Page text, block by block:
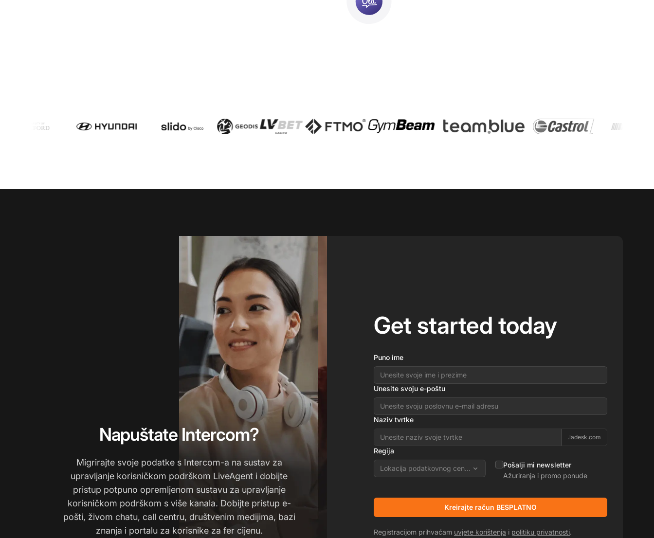
Napuštate Intercom?
Migrirajte svoje podatke s Intercom-a na sustav za
upravljanje korisničkom podrškom LiveAgent i dobijte
pristup potpuno opremljenom sustavu za upravljanje
korisničkom podrškom s više kanala. Dobijte pristup e-
pošti, živom chatu, call centru, društvenim medijima, bazi
znanja i portalu za korisnike za fer cijenu.
Get started today
Puno ime
Unesite svoju e-poštu
Naziv tvrtke
.ladesk.com
Regija
Lokacija podatkovnog centra
Pošalji mi newsletter
Ažuriranja i promo ponude
Kreirajte račun BESPLATNO
Registracijom prihvaćam uvjete korištenja i politiku privatnosti.